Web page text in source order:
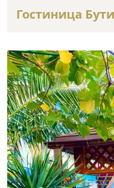
Гостиница